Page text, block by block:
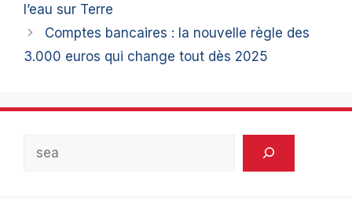
l’eau sur Terre
Comptes bancaires : la nouvelle règle des
3.000 euros qui change tout dès 2025